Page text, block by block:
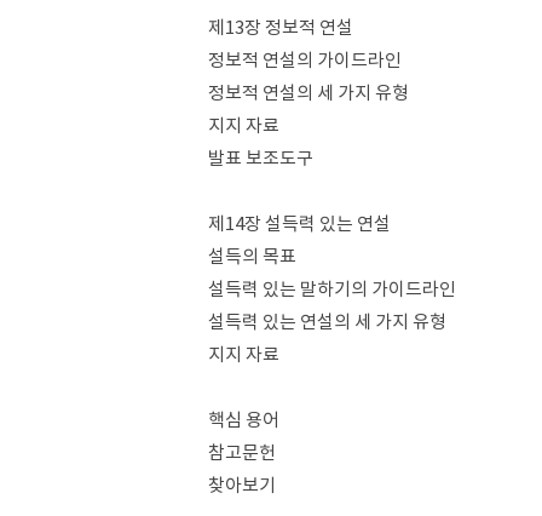
제13장 정보적 연설
정보적 연설의 가이드라인
정보적 연설의 세 가지 유형
지지 자료
발표 보조도구
제14장 설득력 있는 연설
설득의 목표
설득력 있는 말하기의 가이드라인
설득력 있는 연설의 세 가지 유형
지지 자료
핵심 용어
참고문헌
찾아보기